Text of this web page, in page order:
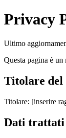
Privacy
Ultimo
Questa pagina è
Titolare del
Titolare: [inserire
Dati trattati